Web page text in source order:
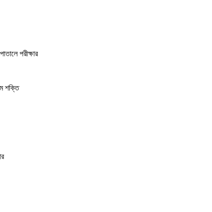
পরীক্ষার
শক্তি